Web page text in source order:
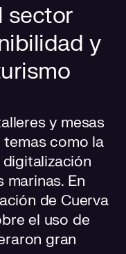
sector
y
y mesas
como la
En
de Cuerva
el uso de
gran